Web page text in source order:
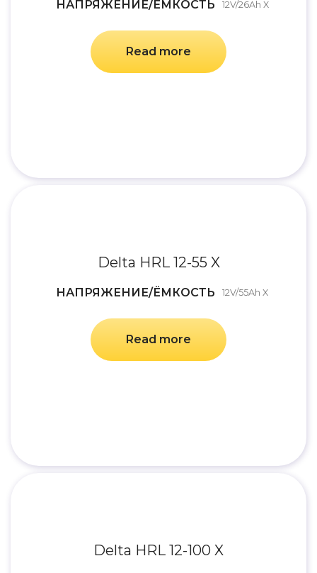
НАПРЯЖЕНИЕ/ЁМКОСТЬ 12V/26Ah X
Read more
Delta HRL 12-55 X
НАПРЯЖЕНИЕ/ЁМКОСТЬ 12V/55Ah X
Read more
Delta HRL 12-100 X